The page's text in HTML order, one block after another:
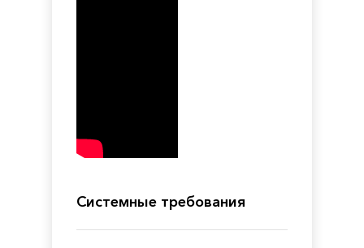
Системные требования